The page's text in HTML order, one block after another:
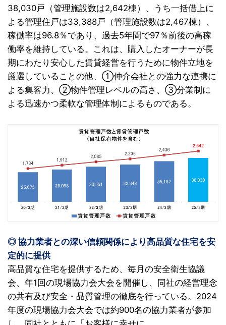
38,030戸（管理施設数は2,642棟）、うち一括借上に
よる管理住戸は33,388戸（管理施設数は2,467棟）、
稼働率は96.8％であり、過去5年間で97％前後の高稼
働率を維持している。これは、購入したオーナーが長
期にわたり安心した賃貸経営を行うために物件立地を
厳選していることの他、①仲介会社との強力な連携に
よる集客力、②物件管理レベルの高さ、③分業制に
よる迅速かつ柔軟な管理体制によるものである。
◎ 協力業者との深い信頼関係により高品質な住宅を安
定的に提供
高品質な住宅を提供するため、毎月の安全衛生協議
会、年1回の現場協力会大会を開催し、同社の経営理念
の共有及び安全・品質管理の徹底を行っている。2024
年度の現場協力会大会では約900名の協力業者が参加